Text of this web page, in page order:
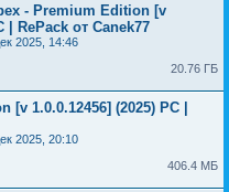
- Premium Edition [v
| RePack от Canek77
2025, 14:46
20.76 ГБ
[v 1.0.0.12456] (2025) PC |
2025, 20:10
406.4 МБ